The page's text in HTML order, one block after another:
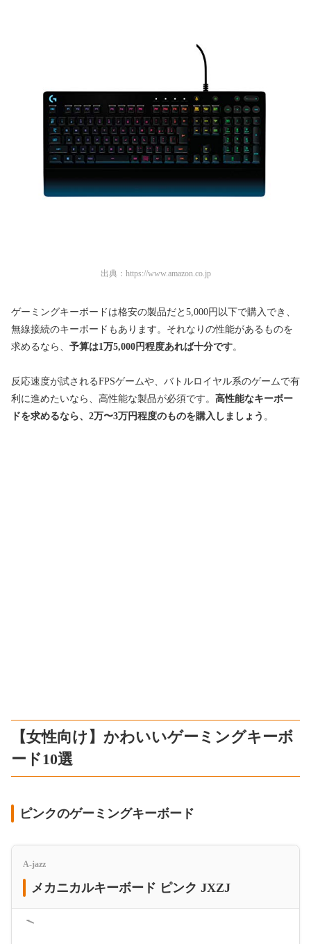
出典： https://www.amazon.co.jp
ゲーミングキーボードは格安の製品だと5,000円以下で購入でき、
無線接続のキーボードもあります。それなりの性能があるものを
求めるなら、 予算は1万5,000円程度あれば十分です。
反応速度が試されるFPSゲームや、バトルロイヤル系のゲームで有
利に進めたいなら、高性能な製品が必須です。 高性能なキーボー
ドを求めるなら、 2万〜3万円程度のものを購入しましょう 。
【女性向け】かわいいゲーミングキーボ
ード10選
ピンクのゲーミングキーボード
A-jazz
メカニカルキーボード ピンク JXZJ
＜